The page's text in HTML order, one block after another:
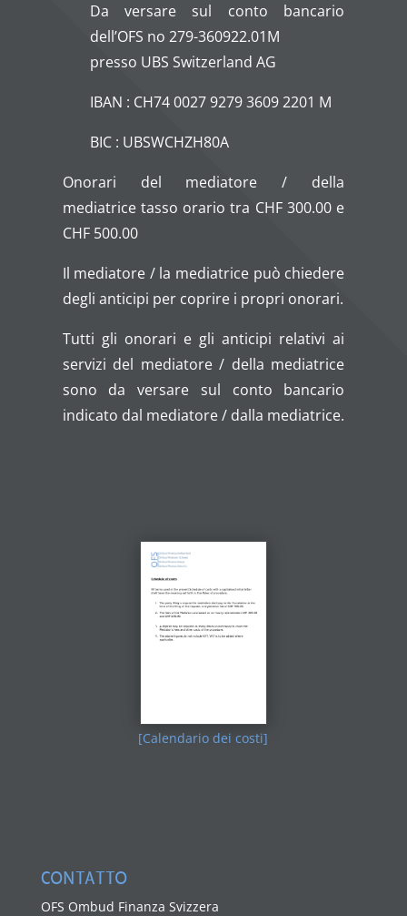
Da versare sul conto bancario
dell’OFS no 279-360922.01M
presso UBS Switzerland AG
IBAN : CH74 0027 9279 3609 2201 M
BIC : UBSWCHZH80A
Onorari del mediatore / della
mediatrice tasso orario tra CHF 300.00 e
CHF 500.00
Il mediatore / la mediatrice può chiedere
degli anticipi per coprire i propri onorari.
Tutti gli onorari e gli anticipi relativi ai
servizi del mediatore / della mediatrice
sono da versare sul conto bancario
indicato dal mediatore / dalla mediatrice.
[Calendario dei costi]
CONTATTO
OFS Ombud Finanza Svizzera